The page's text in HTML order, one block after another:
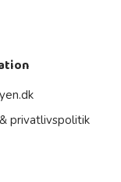
privatlivspolitik